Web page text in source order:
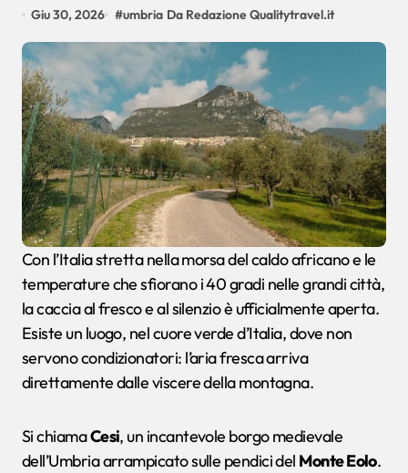
Giu 30, 2026 #umbria Da Redazione Qualitytravel.it
Con l’Italia stretta nella morsa del caldo africano e le
temperature che sfiorano i 40 gradi nelle grandi città,
la caccia al fresco e al silenzio è ufficialmente aperta.
Esiste un luogo, nel cuore verde d’Italia, dove non
servono condizionatori: l’aria fresca arriva
direttamente dalle viscere della montagna.
Si chiamaCesi, un incantevole borgo medievale
dell’Umbria arrampicato sulle pendici del Monte Eolo.